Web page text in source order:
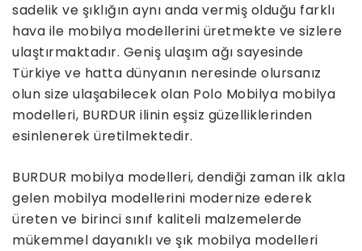
sadelik ve şıklığın aynı anda vermiş olduğu farklı
hava ile mobilya modellerini üretmekte ve sizlere
ulaştırmaktadır. Geniş ulaşım ağı sayesinde
Türkiye ve hatta dünyanın neresinde olursanız
olun size ulaşabilecek olan Polo Mobilya mobilya
modelleri, BURDUR ilinin eşsiz güzelliklerinden
esinlenerek üretilmektedir.
BURDUR mobilya modelleri, dendiği zaman ilk akla
gelen mobilya modellerini modernize ederek
üreten ve birinci sınıf kaliteli malzemelerde
mükemmel dayanıklı ve şık mobilya modelleri